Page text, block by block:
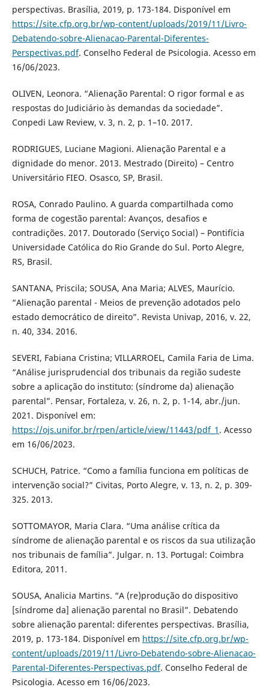
perspectivas. Brasília, 2019, p. 173-184. Disponível em
https://site.cfp.org.br/wp-content/uploads/2019/11/Livro-
Debatendo-sobre-Alienacao-Parental-Diferentes-
Perspectivas.pdf. Conselho Federal de Psicologia. Acesso em
16/06/2023.
OLIVEN, Leonora. “Alienação Parental: O rigor formal e as
respostas do Judiciário às demandas da sociedade”.
Conpedi Law Review, v. 3, n. 2, p. 1–10. 2017.
RODRIGUES, Luciane Magioni. Alienação Parental e a
dignidade do menor. 2013. Mestrado (Direito) – Centro
Universitário FIEO. Osasco, SP, Brasil.
ROSA, Conrado Paulino. A guarda compartilhada como
forma de cogestão parental: Avanços, desafios e
contradições. 2017. Doutorado (Serviço Social) – Pontifícia
Universidade Católica do Rio Grande do Sul. Porto Alegre,
RS, Brasil.
SANTANA, Priscila; SOUSA, Ana Maria; ALVES, Maurício.
“Alienação parental - Meios de prevenção adotados pelo
estado democrático de direito”. Revista Univap, 2016, v. 22,
n. 40, 334. 2016.
SEVERI, Fabiana Cristina; VILLARROEL, Camila Faria de Lima.
“Análise jurisprudencial dos tribunais da região sudeste
sobre a aplicação do instituto: (síndrome da) alienação
parental”. Pensar, Fortaleza, v. 26, n. 2, p. 1-14, abr./jun.
2021. Disponível em:
https://ojs.unifor.br/rpen/article/view/11443/pdf_1 . Acesso
em 16/06/2023.
SCHUCH, Patrice. “Como a família funciona em políticas de
intervenção social?” Civitas, Porto Alegre, v. 13, n. 2, p. 309-
325. 2013.
SOTTOMAYOR, Maria Clara. “Uma análise crítica da
síndrome de alienação parental e os riscos da sua utilização
nos tribunais de família”. Julgar. n. 13. Portugal: Coimbra
Editora, 2011.
SOUSA, Analicia Martins. “A (re)produção do dispositivo
[síndrome da] alienação parental no Brasil”. Debatendo
sobre alienação parental: diferentes perspectivas. Brasília,
2019, p. 173-184. Disponível em https://site.cfp.org.br/wp-
content/uploads/2019/11/Livro-Debatendo-sobre-Alienacao-
Parental-Diferentes-Perspectivas.pdf. Conselho Federal de
Psicologia. Acesso em 16/06/2023.